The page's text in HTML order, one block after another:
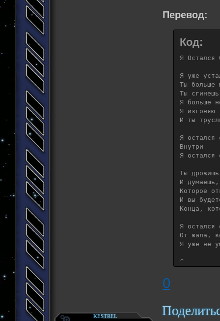
Make me
Help me
Breathe
I stand
I stand
Feeling
I'm not
I stand
I stand
I stand
I stand
Перевод:
Код:
Я Остался
Я уже
Ты больше
Ты
Я больше
Я изгоняю
И ты
Я остался
Внутри
Я остался
Ты
И
Которое
И вы
Конца,
Я остался
От жала,
Я уже не
Я остался
0
KESTREL